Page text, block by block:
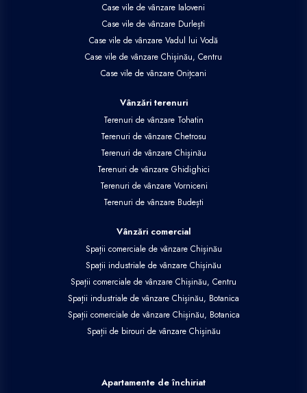
Case vile de vânzare Ialoveni
Case vile de vânzare Durlești
Case vile de vânzare Vadul lui Vodă
Case vile de vânzare Chișinău, Centru
Case vile de vânzare Onițcani
Vânzări terenuri
Terenuri de vânzare Tohatin
Terenuri de vânzare Chetrosu
Terenuri de vânzare Chișinău
Terenuri de vânzare Ghidighici
Terenuri de vânzare Vorniceni
Terenuri de vânzare Budești
Vânzări comercial
Spații comerciale de vânzare Chișinău
Spații industriale de vânzare Chișinău
Spații comerciale de vânzare Chișinău, Centru
Spații industriale de vânzare Chișinău, Botanica
Spații comerciale de vânzare Chișinău, Botanica
Spații de birouri de vânzare Chișinău
Apartamente de închiriat